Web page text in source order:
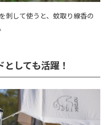
刺して使うと、蚊取り線香の
しても活躍！